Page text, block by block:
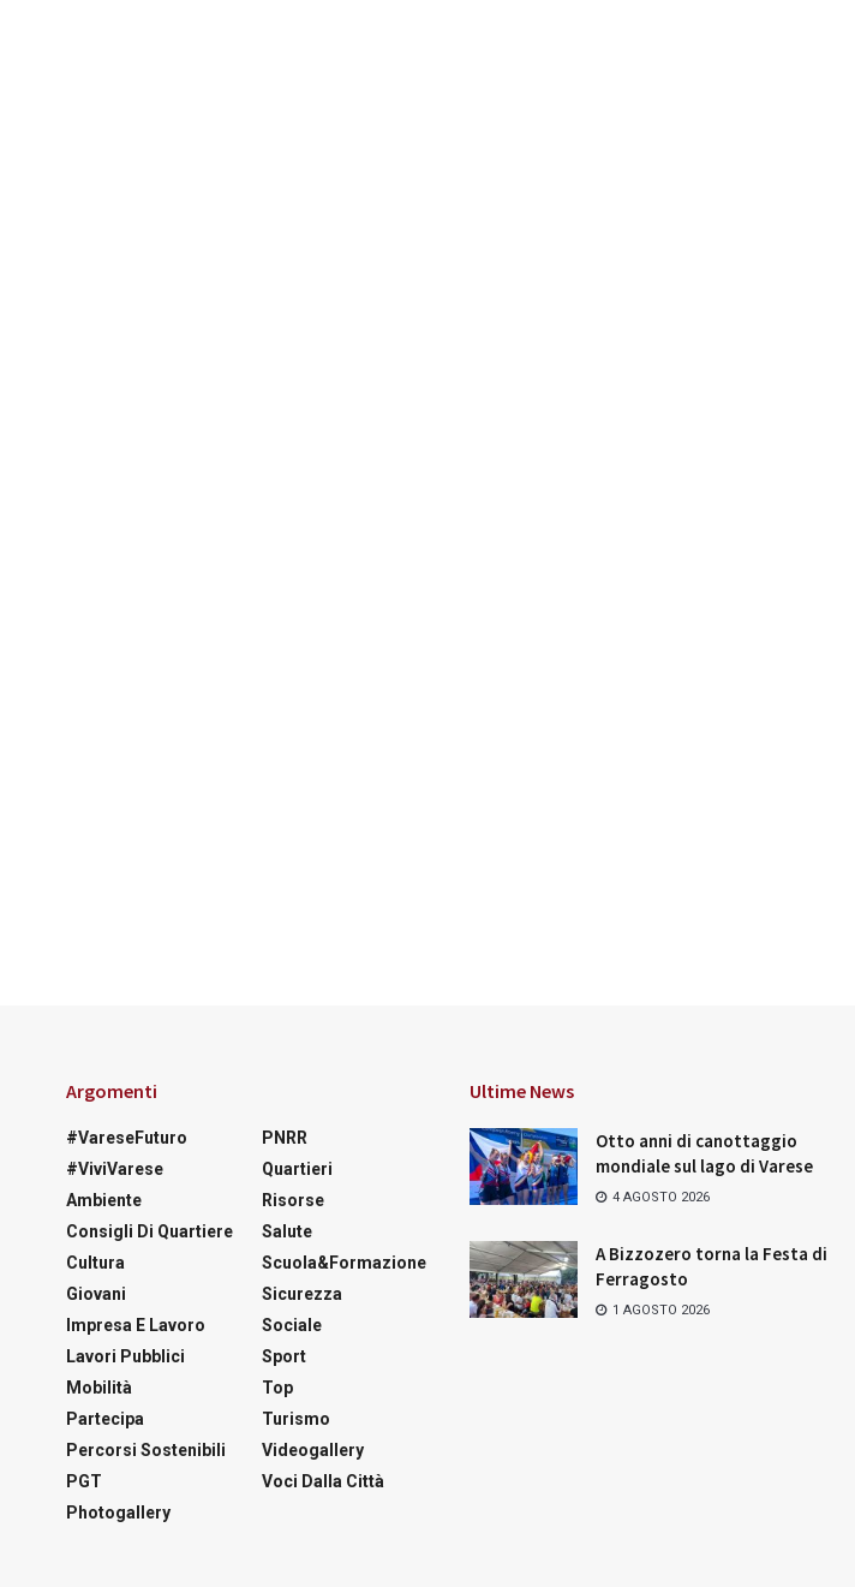
Argomenti
#VareseFuturo
#ViviVarese
Ambiente
Consigli Di Quartiere
Cultura
Giovani
Impresa E Lavoro
Lavori Pubblici
Mobilità
Partecipa
Percorsi Sostenibili
PGT
Photogallery
PNRR
Quartieri
Risorse
Salute
Scuola&Formazione
Sicurezza
Sociale
Sport
Top
Turismo
Videogallery
Voci Dalla Città
Ultime News
Otto anni di canottaggio
mondiale sul lago di Varese
4 AGOSTO 2026
A Bizzozero torna la Festa di
Ferragosto
1 AGOSTO 2026